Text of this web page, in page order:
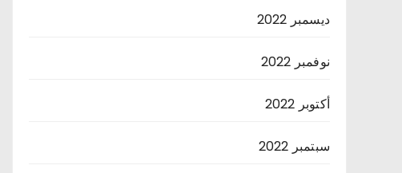
ديسمبر 2022
نوفمبر 2022
أكتوبر 2022
سبتمبر 2022